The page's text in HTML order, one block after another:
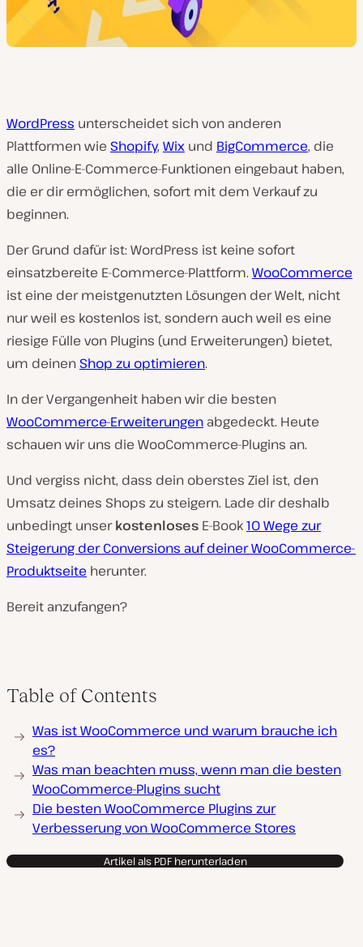
WordPress unterscheidet sich von anderen
Plattformen wie Shopify, Wix und BigCommerce, die
alle Online-E-Commerce-Funktionen eingebaut haben,
die er dir ermöglichen, sofort mit dem Verkauf zu
beginnen.
Der Grund dafür ist: WordPress ist keine sofort
einsatzbereite E-Commerce-Plattform. WooCommerce
ist eine der meistgenutzten Lösungen der Welt, nicht
nur weil es kostenlos ist, sondern auch weil es eine
riesige Fülle von Plugins (und Erweiterungen) bietet,
um deinen Shop zu optimieren.
In der Vergangenheit haben wir die besten
WooCommerce-Erweiterungen abgedeckt. Heute
schauen wir uns die WooCommerce-Plugins an.
Und vergiss nicht, dass dein oberstes Ziel ist, den
Umsatz deines Shops zu steigern. Lade dir deshalb
unbedingt unserkostenloses E-Book10 Wege zur
Steigerung der Conversions auf deiner WooCommerce-
Produktseite herunter.
Bereit anzufangen?
Table of Contents
Was ist WooCommerce und warum brauche ich
es?
Was man beachten muss, wenn man die besten
WooCommerce-Plugins sucht
Die besten WooCommerce Plugins zur
Verbesserung von WooCommerce Stores
Artikel als PDF herunterladen